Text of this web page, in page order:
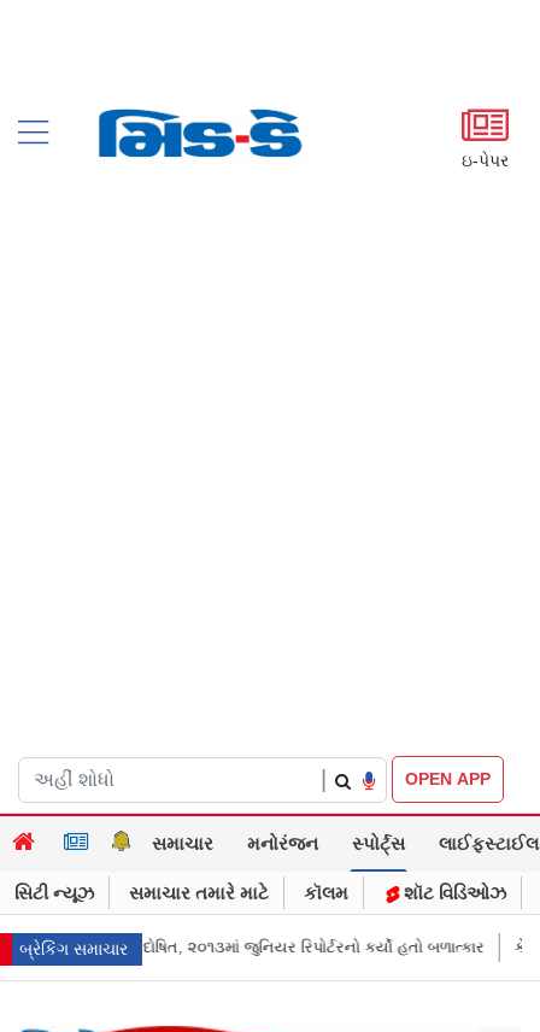
ઇ-પેપર
OPEN APP
સમાચાર મનોરંજન સ્પોર્ટ્સ લાઈફસ્ટાઈલ
સિટી ન્યૂઝ સમાચાર તમારે માટે કૉલમ શૉટ વિડિઓઝ
બ્રેકિંગ સમાચાર
કર્યો હતો બળાત્કાર કેજરીવાલનું ઇન્સ્ટાગ્રામ એકાઉન્ટ ભારતમાં